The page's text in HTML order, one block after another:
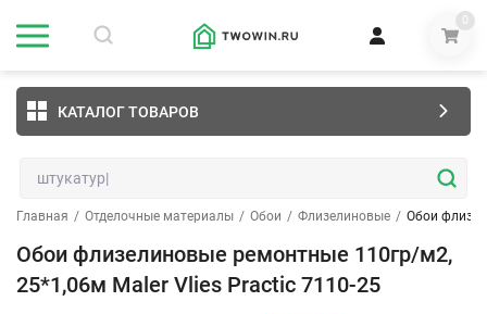
0
КАТАЛОГ ТОВАРОВ
Главная / Отделочные материалы / Обои / Флизелиновые / Обои
Обои флизелиновые ремонтные 110гр/м2,
25*1,06м Maler Vlies Practic 7110-25